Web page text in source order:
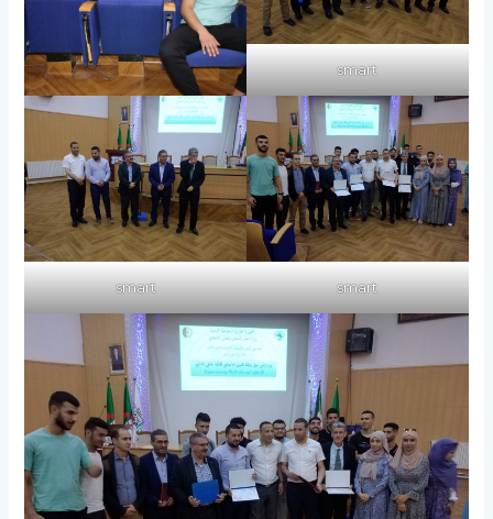
smart
smart
smart